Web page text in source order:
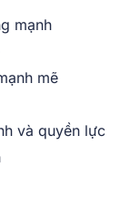
mạnh
mẽ
và quyền lực